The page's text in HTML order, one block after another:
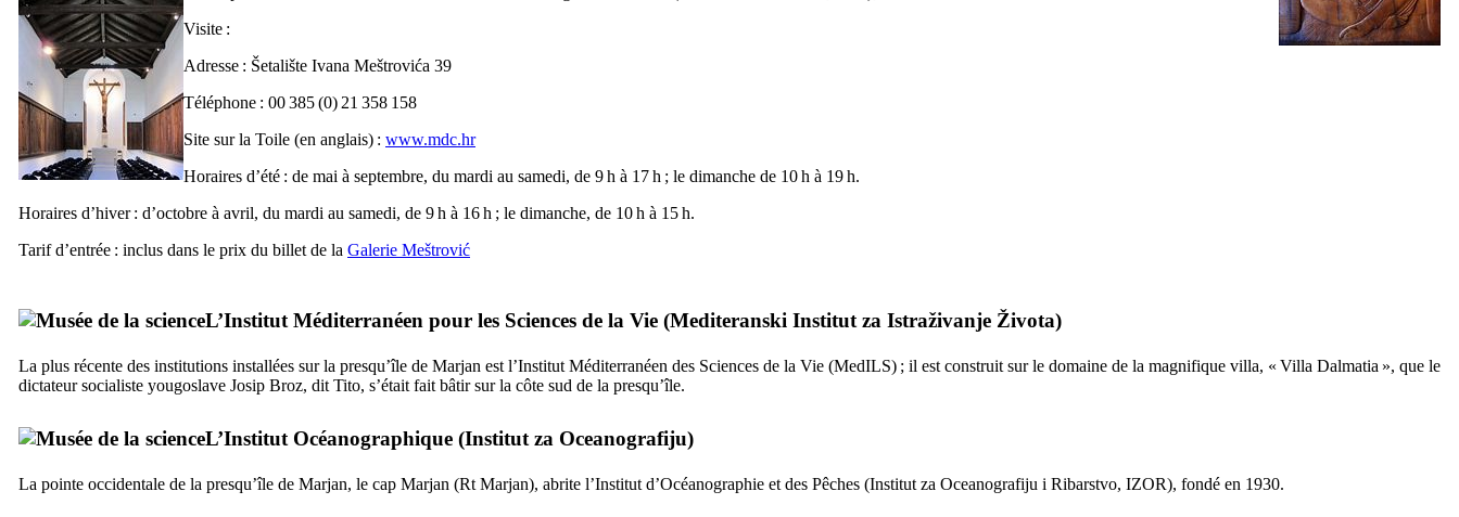
Visite :
Adresse : Šetalište Ivana Meštrovića 39
Téléphone : 00 385 (0) 21 358 158
Site sur la Toile (en anglais) : www.mdc.hr
Horaires d’été : de mai à septembre, du mardi au samedi, de 9 h à 17 h ; le dimanche de 10 h à 19 h.
Horaires d’hiver : d’octobre à avril, du mardi au samedi, de 9 h à 16 h ; le dimanche, de 10 h à 15 h.
Tarif d’entrée : inclus dans le prix du billet de la Galerie Meštrović
L’Institut Méditerranéen pour les Sciences de la Vie (Mediteranski Institut za Istraživanje Života)
La plus récente des institutions installées sur la presqu’île de Marjan est l’Institut Méditerranéen des Sciences de la Vie (MedILS) ; il est construit sur le domaine de la magnifique villa, « Villa Dalmatia », que le
dictateur socialiste yougoslave Josip Broz, dit Tito, s’était fait bâtir sur la côte sud de la presqu’île.
L’Institut Océanographique (Institut za Oceanografiju)
La pointe occidentale de la presqu’île de Marjan, le cap Marjan (Rt Marjan), abrite l’Institut d’Océanographie et des Pêches (Institut za Oceanografiju i Ribarstvo, IZOR), fondé en 1930.